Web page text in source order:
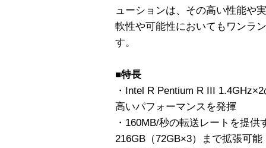
ューションは、その高い性能や
軟性や可能性においてもワンラ
す。
■特長
・Intel R Pentium R III
高いパフォーマンスを発揮
・160MB/秒の転送レートを提
216GB（72GB×3）まで拡張可能